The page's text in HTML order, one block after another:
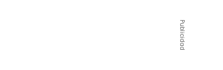
Publicidad